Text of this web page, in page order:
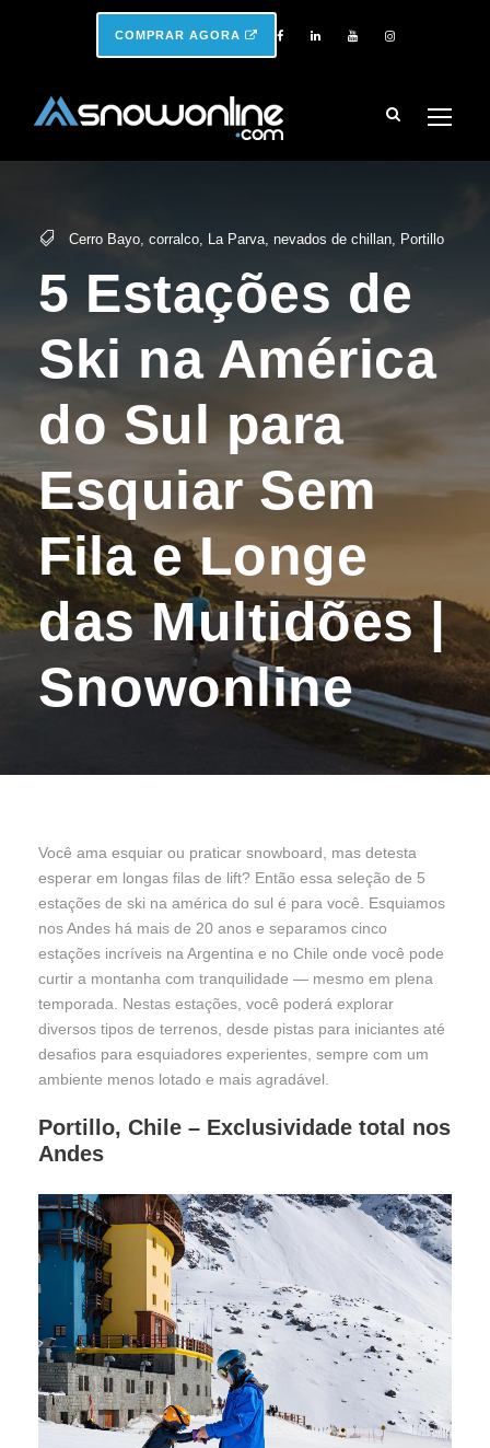
COMPRAR AGORA
Cerro Bayo, corralco, La Parva, nevados de chillan, Portillo
5 Estações de
Ski na América
do Sul para
Esquiar Sem
Fila e Longe
das Multidões |
Snowonline
Você ama esquiar ou praticar snowboard, mas detesta
esperar em longas filas de lift? Então essa seleção de 5
estações de ski na américa do sul é para você. Esquiamos
nos Andes há mais de 20 anos e separamos cinco
estações incríveis na Argentina e no Chile onde você pode
curtir a montanha com tranquilidade — mesmo em plena
temporada. Nestas estações, você poderá explorar
diversos tipos de terrenos, desde pistas para iniciantes até
desafios para esquiadores experientes, sempre com um
ambiente menos lotado e mais agradável.
Portillo, Chile – Exclusividade total nos
Andes